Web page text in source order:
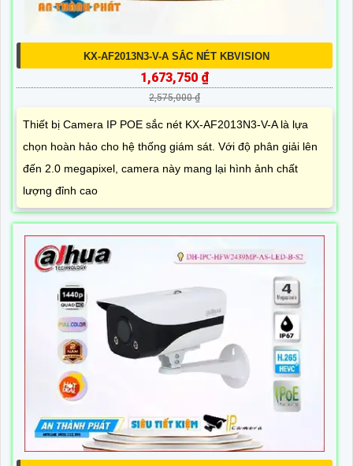
KX-AF2013N3-V-A SẮC NÉT KBVISION
1,673,750 ₫
2,575,000 ₫
Thiết bị Camera IP POE sắc nét KX-AF2013N3-V-A là lựa
chọn hoàn hảo cho hệ thống giám sát. Với độ phân giải lên
đến 2.0 megapixel, camera này mang lại hình ảnh chất
lượng đỉnh cao